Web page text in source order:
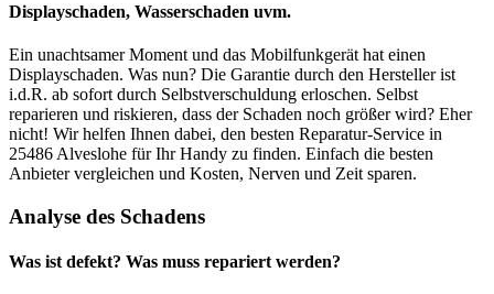
Displayschaden, Wasserschaden uvm.
Ein unachtsamer Moment und das Mobilfunkgerät hat einen
Displayschaden. Was nun? Die Garantie durch den Hersteller ist
i.d.R. ab sofort durch Selbstverschuldung erloschen. Selbst
reparieren und riskieren, dass der Schaden noch größer wird? Eher
nicht! Wir helfen Ihnen dabei, den besten Reparatur-Service in
25486 Alveslohe für Ihr Handy zu finden. Einfach die besten
Anbieter vergleichen und Kosten, Nerven und Zeit sparen.
Analyse des Schadens
Was ist defekt? Was muss repariert werden?